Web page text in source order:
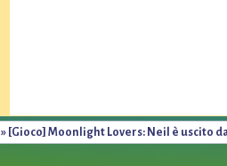
» [Gioco] Moonlight Lovers: Neil è uscito